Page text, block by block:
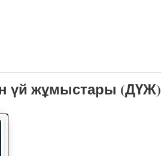
үй жұмыстары (ДҮЖ)